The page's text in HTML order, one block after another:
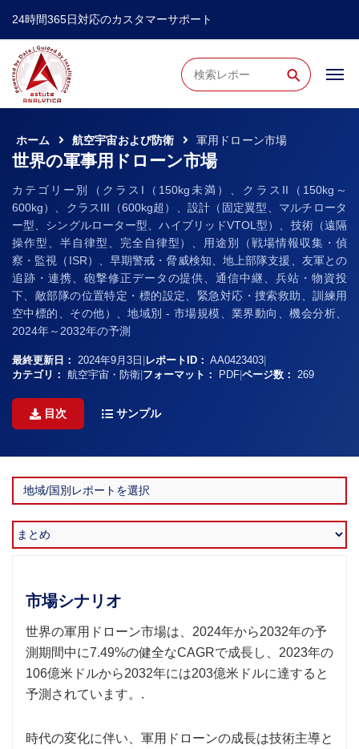
24時間365日対応のカスタマーサポート
⚲
ホーム 航空宇宙および防衛 軍用ドローン市場
世界の軍事用ドローン市場
カテゴリー別（クラスI（150kg未満）、クラスII（150kg～
600kg）、クラスIII（600kg超）、設計（固定翼型、マルチロータ
ー型、シングルローター型、ハイブリッドVTOL型）、技術（遠隔
操作型、半自律型、完全自律型）、用途別（戦場情報収集・偵
察・監視（ISR）、早期警戒・脅威検知、地上部隊支援、友軍との
追跡・連携、砲撃修正データの提供、通信中継、兵站・物資投
下、敵部隊の位置特定・標的設定、緊急対応・捜索救助、訓練用
空中標的、その他）、地域別 - 市場規模、業界動向、機会分析、
2024年～2032年の予測
最終更新日： 2024年9月3日 レポートID： AA0423403
カテゴリ：
航空宇宙・防衛 フォーマット： PDF ページ数： 269
目次 サンプル
市場シナリオ
世界の軍用ドローン市場は、2024年から2032年の予
測期間中に7.49%の健全なCAGRで成長し、2023年の
106億米ドルから2032年には203億米ドルに達すると
予測されています。.
時代の変化に伴い、軍用ドローンの成長は技術主導と